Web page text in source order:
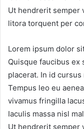
Ut hendrerit semper
litora torquent per
Lorem ipsum dolor
Quisque faucibus ex
placerat. In id
Tempus leo eu
vivamus fringilla
Iaculis massa nisl
Ut hendrerit semper